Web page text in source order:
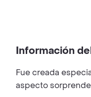
Información
Fue creada
aspecto